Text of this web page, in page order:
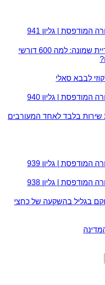
| גליון 941
המספרים המפתיעים של קריית שמונה: למה 600 דורשי
לבבא סאלי
| גליון 940
שירות בלבד לאחד המעורבים
| גליון 939
| גליון 938
בגליל בהשקעה של כחצי